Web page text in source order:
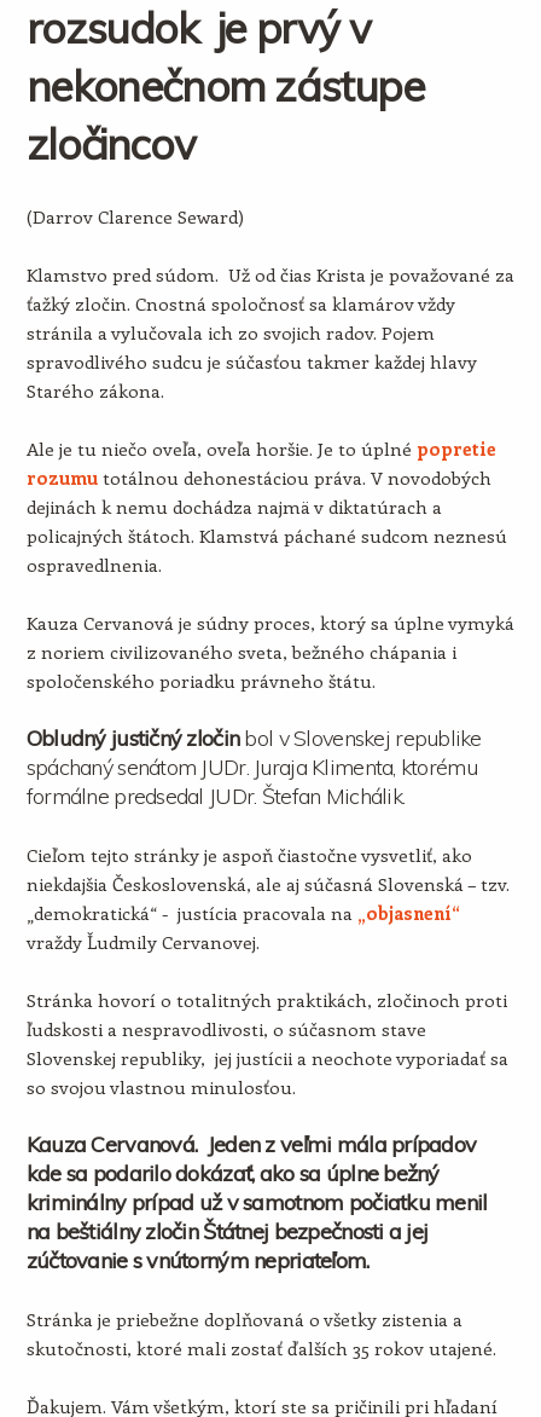
rozsudok je prvý v
nekonečnom zástupe
zločincov
(Darrov Clarence Seward)
Klamstvo pred súdom. Už od čias Krista je považované za
ťažký zločin. Cnostná spoločnosť sa klamárov vždy
stránila a vylučovala ich zo svojich radov. Pojem
spravodlivého sudcu je súčasťou takmer každej hlavy
Starého zákona.
Ale je tu niečo oveľa, oveľa horšie. Je to úplné popretie
rozumutotálnou dehonestáciou práva. V novodobých
dejinách k nemu dochádza najmä v diktatúrach a
policajných štátoch. Klamstvá páchané sudcom neznesú
ospravedlnenia.
Kauza Cervanová je súdny proces, ktorý sa úplne vymyká
z noriem civilizovaného sveta, bežného chápania i
spoločenského poriadku právneho štátu.
Obludný justičný zločinbol v Slovenskej republike
spáchaný senátom JUDr. Juraja Klimenta, ktorému
formálne predsedal JUDr. Štefan Michálik.
Cieľom tejto stránky je aspoň čiastočne vysvetliť, ako
niekdajšia Československá, ale aj súčasná Slovenská – tzv.
„demokratická“ - justícia pracovala na „objasnení“
vraždy Ľudmily Cervanovej.
Stránka hovorí o totalitných praktikách, zločinoch proti
ľudskosti a nespravodlivosti, o súčasnom stave
Slovenskej republiky, jej justícii a neochote vyporiadať sa
so svojou vlastnou minulosťou.
Kauza Cervanová. Jeden z veľmi mála prípadov
kde sa podarilo dokázať, ako sa úplne bežný
kriminálny prípad už v samotnom počiatku menil
na beštiálny zločin Štátnej bezpečnosti a jej
zúčtovanie s vnútorným nepriateľom.
Stránka je priebežne doplňovaná o všetky zistenia a
skutočnosti, ktoré mali zostať ďalších 35 rokov utajené.
Ďakujem. Vám všetkým, ktorí ste sa pričinili pri hľadaní